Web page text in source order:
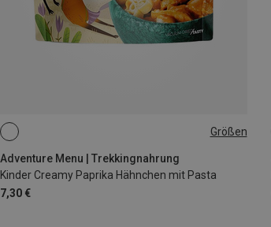
Größen
Adventure Menu | Trekkingnahrung
Kinder Creamy Paprika Hähnchen mit Pasta
7,30 €
85G